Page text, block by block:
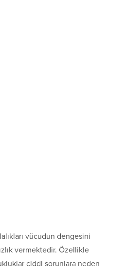
vücudun dengesini
vermektedir. Özellikle
ciddi sorunlara neden